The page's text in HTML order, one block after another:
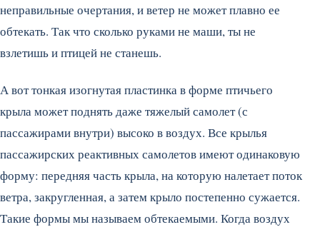
неправильные очертания, и ветер не может плавно ее
обтекать. Так что сколько руками не маши, ты не
взлетишь и птицей не станешь.
А вот тонкая изогнутая пластинка в форме птичьего
крыла может поднять даже тяжелый самолет (с
пассажирами внутри) высоко в воздух. Все крылья
пассажирских реактивных самолетов имеют одинаковую
форму: передняя часть крыла, на которую налетает поток
ветра, закругленная, а затем крыло постепенно сужается.
Такие формы мы называем обтекаемыми. Когда воздух